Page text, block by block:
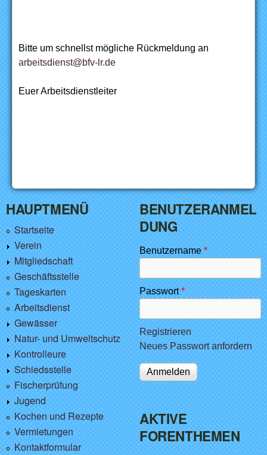
Bitte um schnellst mögliche Rückmeldung an
arbeitsdienst@bfv-lr.de
Euer Arbeitsdienstleiter
HAUPTMENÜ
Startseite
Verein
Mitgliedschaft
Geschäftsstelle
Tageskarten
Arbeitsdienst
Gewässer
Natur- und Umweltschutz
Kontrolleure
Schiedsstelle
Fischerprüfung
Jugend
Kochen und Rezepte
Vermietungen
Kontaktformular
BENUTZERANMEL
DUNG
Benutzername*
Passwort*
Registrieren
Neues Passwort anfordern
AKTIVE
FORENTHEMEN